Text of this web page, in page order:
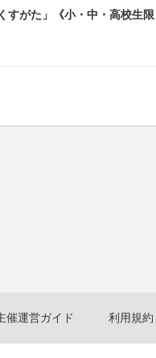
すがた」《小・中・高校生限
催運営ガイド 利用規約